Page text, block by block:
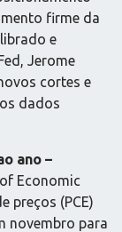
firme da
e
Jerome
cortes e
dados
ano –
Economic
preços (PCE)
novembro para